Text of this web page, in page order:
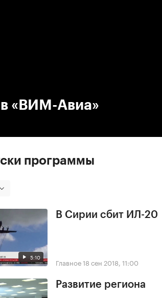
в «ВИМ-Авиа»
программы
5:10
В Сирии сбит ИЛ-20
Главное18 сен 2018, 11:00
Развитие региона